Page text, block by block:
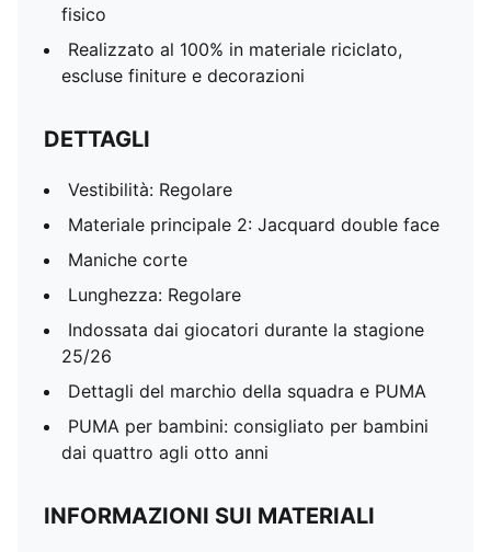
fisico
Realizzato al 100% in materiale riciclato,
escluse finiture e decorazioni
DETTAGLI
Vestibilità: Regolare
Materiale principale 2: Jacquard double face
Maniche corte
Lunghezza: Regolare
Indossata dai giocatori durante la stagione
25/26
Dettagli del marchio della squadra e PUMA
PUMA per bambini: consigliato per bambini
dai quattro agli otto anni
INFORMAZIONI SUI MATERIALI